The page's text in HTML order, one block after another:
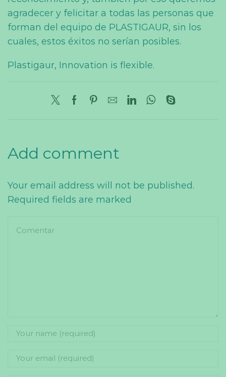
agradecer y felicitar a todas las personas que
forman del equipo de PLASTIGAUR, sin los
cuales, estos éxitos no serían posibles.
Plastigaur, Innovation is flexible.
Add comment
Your email address will not be published.
Required fields are marked